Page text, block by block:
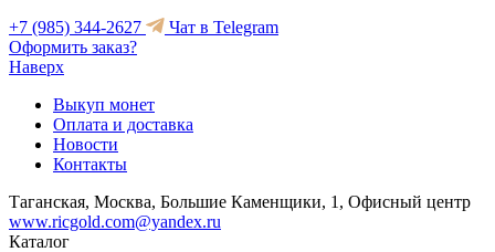
+7 (985) 344-2627
Чат в Telegram
Оформить заказ?
Наверх
Выкуп монет
Оплата и доставка
Новости
Контакты
Таганская, Москва, Большие Каменщики, 1, Офисный центр
www.ricgold.com@yandex.ru
Каталог